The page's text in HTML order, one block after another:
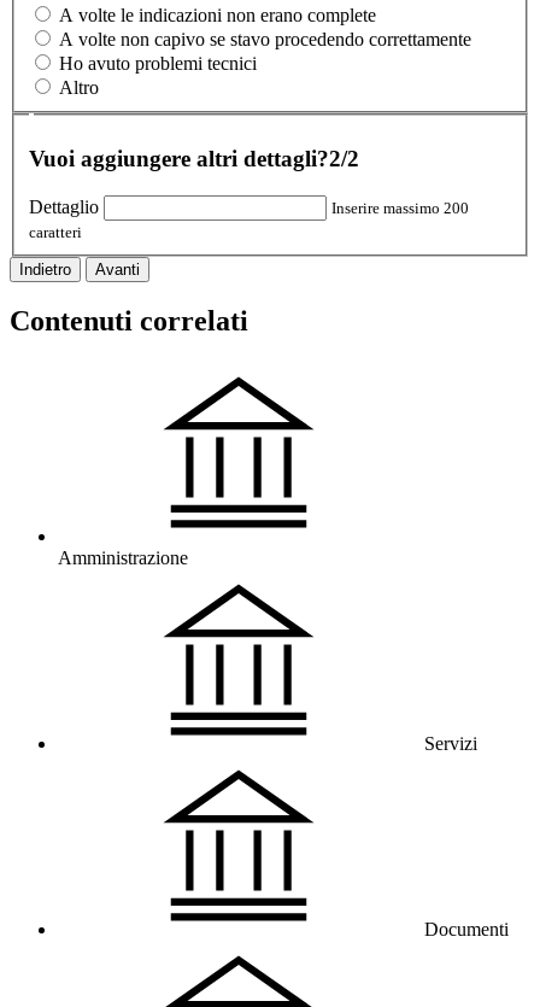
A volte le indicazioni non erano complete
A volte non capivo se stavo procedendo correttamente
Ho avuto problemi tecnici
Altro
Vuoi aggiungere altri dettagli?2/2
Dettaglio
Inserire massimo 200
caratteri
Indietro Avanti
Contenuti correlati
Amministrazione
Servizi
Documenti